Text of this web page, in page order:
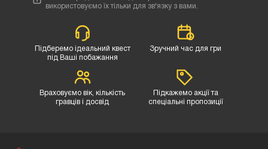
використовуємо їх тільки для зв'язку з вами.
Підберемо ідеальний квест
під Ваші побажання
Зручний час для гри
Враховуємо вік, кількість
гравців і досвід
Підкажемо акції та
спеціальні пропозиції